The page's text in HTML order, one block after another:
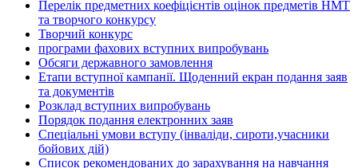
Перелік предметних коефіцієнтів оцінок предметів НМТ
та творчого конкурсу
Творчий конкурс
програми фахових вступних випробувань
Обсяги державного замовлення
Етапи вступної кампанії. Щоденний екран подання заяв
та документів
Розклад вступних випробувань
Порядок подання електронних заяв
Спеціальні умови вступу (інваліди, сироти,учасники
бойових дій)
Список рекомендованих до зарахування на навчання